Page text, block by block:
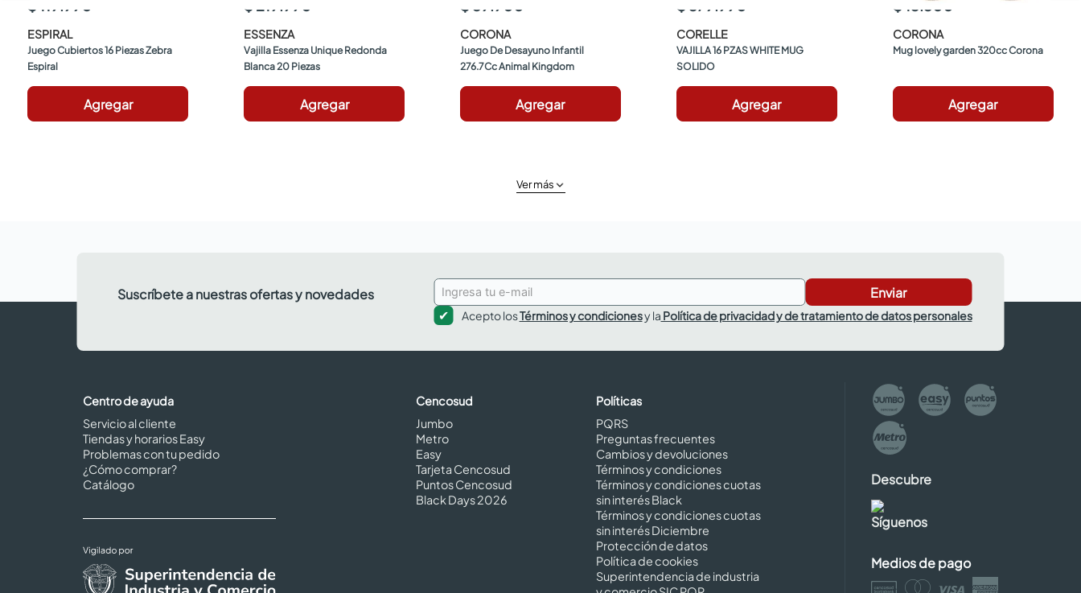
$ 119.990
ESPIRAL
Juego Cubiertos 16 Piezas Zebra
Espiral
Agregar
$ 219.990
ESSENZA
Vajilla Essenza Unique Redonda
Blanca 20 Piezas
Agregar
$ 59.900
CORONA
Juego De Desayuno Infantil
276.7Cc Animal Kingdom
Agregar
$ 379.990
CORELLE
VAJILLA 16 PZAS WHITE MUG
SOLIDO
Agregar
$ 13.500
CORONA
Mug lovely garden 320cc Corona
Agregar
Ver más
Suscríbete a nuestras ofertas y novedades Enviar
Acepto losTérminos y condicionesy la Política de privacidad y de tratamiento de datos personales
Centro de ayuda
Servicio al cliente
Tiendas y horarios Easy
Problemas con tu pedido
¿Cómo comprar?
Catálogo
Cencosud
Jumbo
Metro
Easy
Tarjeta Cencosud
Puntos Cencosud
Black Days 2026
Políticas
PQRS
Preguntas frecuentes
Cambios y devoluciones
Términos y condiciones
Términos y condiciones cuotas
sin interés Black
Términos y condiciones cuotas
sin interés Diciembre
Protección de datos
Política de cookies
Superintendencia de industria
Descubre
Síguenos
Medios de pago